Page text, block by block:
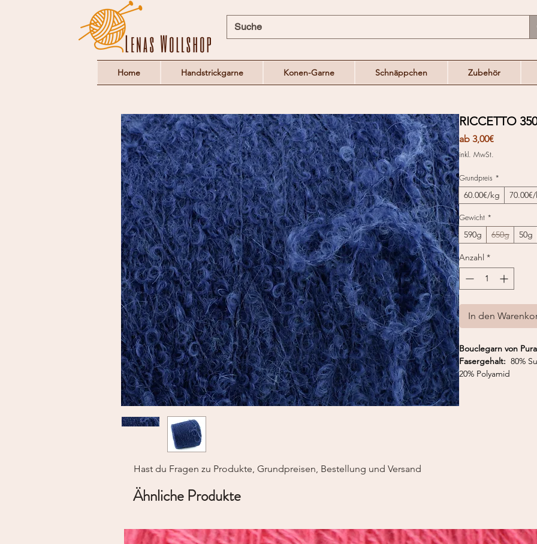
Home Handstrickgarne Konen-Garne Schnäppchen Zubehör
RICCETTO
ab 3,00€Sale-
inkl. MwSt.
Grundpreis *
60.00€/kg
Gewicht *
590g 650g 50g
Anzahl *
In den
Bouclegarn von
Fasergehalt: 80%
20% Polyamid
Hast du Fragen zu Produkte, Grundpreisen, Bestellung und Versand
Ähnliche Produkte